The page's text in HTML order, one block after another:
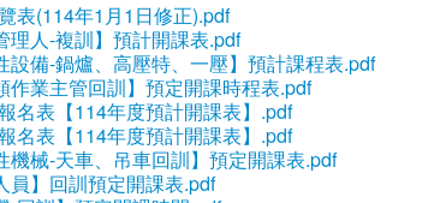
表(114年1月1日修正).pdf
理人-複訓】預計開課表.pdf
設備-鍋爐、高壓特、一壓】預計課程表.pdf
作業主管回訓】預定開課時程表.pdf
名表【114年度預計開課表】.pdf
名表【114年度預計開課表】.pdf
機械-天車、吊車回訓】預定開課表.pdf
員】回訓預定開課表.pdf